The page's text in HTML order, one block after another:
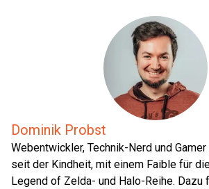
Dominik Probst
Webentwickler, Technik-Nerd und
seit der Kindheit, mit einem Faible für
Legend of Zelda- und Halo-Reihe. Dazu